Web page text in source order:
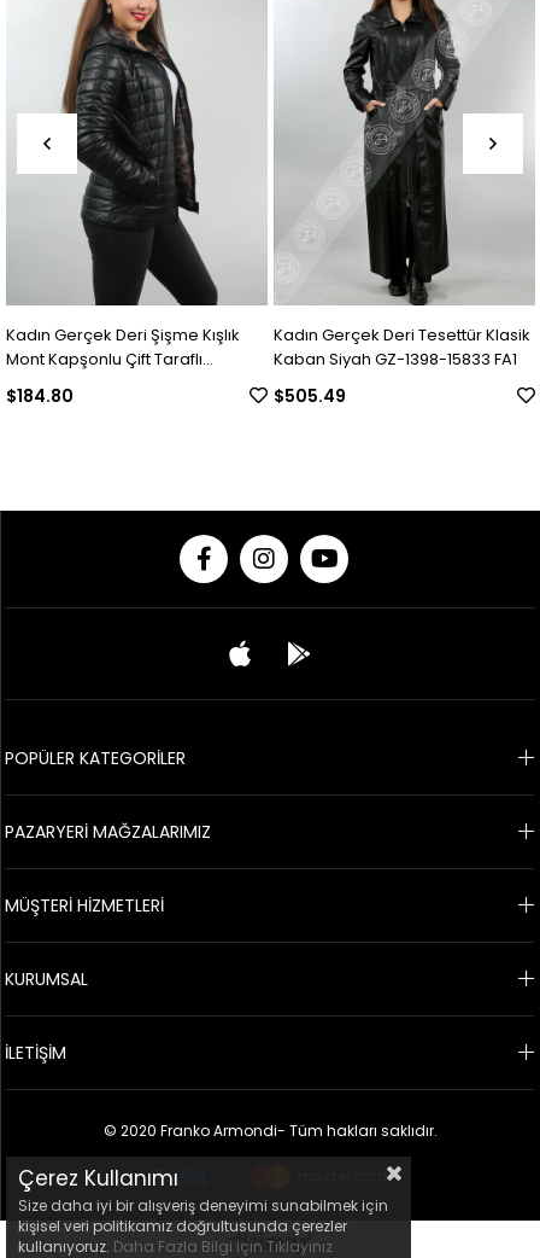
Kadın Gerçek Deri Şişme Kışlık
Mont Kapşonlu Çift Taraflı
Kamuflaj Siyah bk-387 çt-15481
FA1
$184.80
Kadın Gerçek Deri Tesettür Klasik
Kaban Siyah GZ-1398-15833 FA1
$505.49
POPÜLER KATEGORİLER
PAZARYERİ MAĞZALARIMIZ
MÜŞTERİ HİZMETLERİ
KURUMSAL
İLETİŞİM
© 2020 Franko Armondi- Tüm hakları saklıdır.
Çerez Kullanımı
Size daha iyi bir alışveriş deneyimi sunabilmek için
kişisel veri politikamız doğrultusunda çerezler
kullanıyoruz. Daha Fazla Bilgi İçin Tıklayınız